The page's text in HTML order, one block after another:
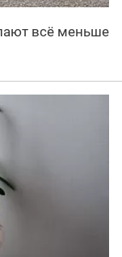
всё меньше